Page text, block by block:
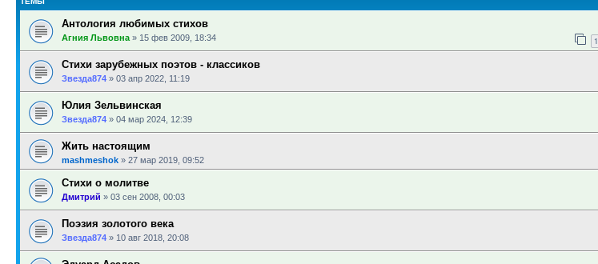
Антология любимых стихов
Агния Львовна » 15 фев 2009, 18:34 1
Стихи зарубежных поэтов - классиков
Звезда874 » 03 апр 2022, 11:19
Юлия Зельвинская
Звезда874 » 04 мар 2024, 12:39
Жить настоящим
mashmeshok » 27 мар 2019, 09:52
Стихи о молитве
Дмитрий » 03 сен 2008, 00:03
Поэзия золотого века
Звезда874 » 10 авг 2018, 20:08